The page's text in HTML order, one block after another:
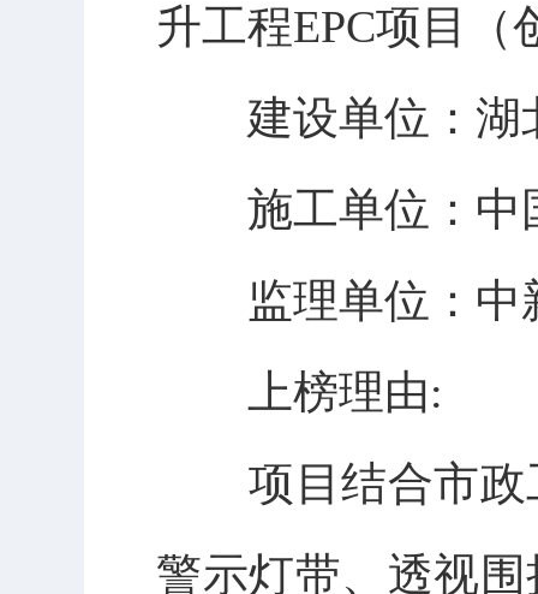
升工程EPC项目
建设单位：湖
施工单位：中
监理单位：
上榜理由:
项目结合市
警示灯带、透视